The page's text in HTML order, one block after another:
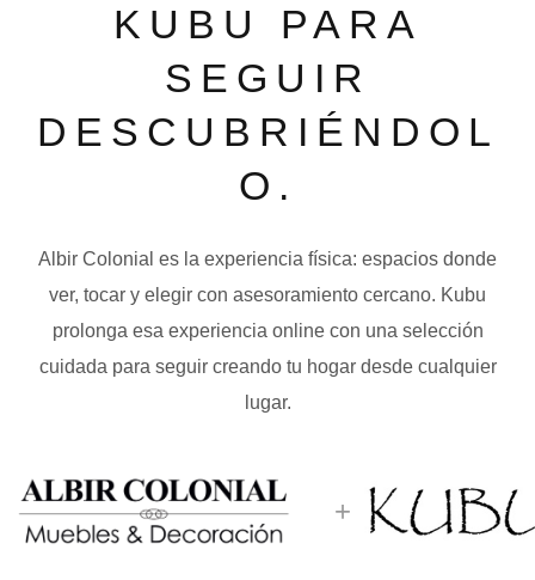
KUBU PARA
SEGUIR
DESCUBRIÉNDOL
O.
Albir Colonial es la experiencia física: espacios donde
ver, tocar y elegir con asesoramiento cercano. Kubu
prolonga esa experiencia online con una selección
cuidada para seguir creando tu hogar desde cualquier
lugar.
+